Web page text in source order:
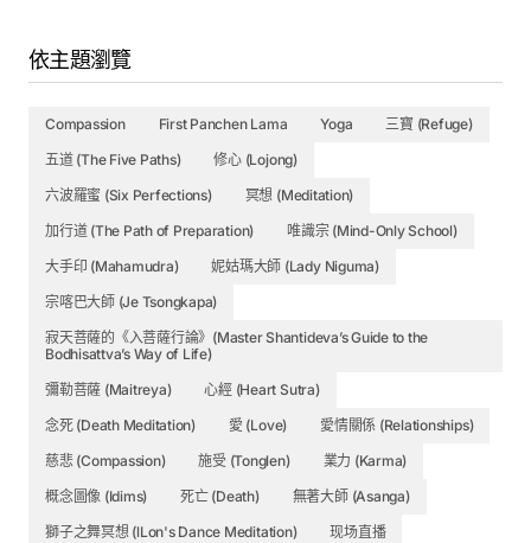
依主題瀏覽
Compassion First Panchen Lama Yoga
三寶 (Refuge)
五道 (The Five Paths)
修心 (Lojong)
六波羅蜜 (Six Perfections)
冥想 (Meditation)
加行道 (The Path of Preparation)
唯識宗 (Mind-Only School)
大手印 (Mahamudra)
妮姑瑪大師 (Lady Niguma)
宗喀巴大師 (Je Tsongkapa)
寂天菩薩的《入菩薩行論》(Master Shantideva’s Guide to the
Bodhisattva’s Way of Life)
彌勒菩薩 (Maitreya)
心經 (Heart Sutra)
念死 (Death Meditation)
愛 (Love)
愛情關係 (Relationships)
慈悲 (Compassion)
施受 (Tonglen)
業力 (Karma)
概念圖像 (Idims)
死亡 (Death)
無著大師 (Asanga)
獅子之舞冥想 (lLon's Dance Meditation)
现场直播